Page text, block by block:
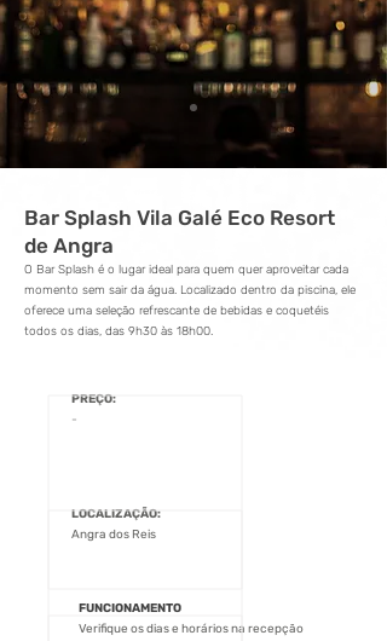
Bar Splash Vila Galé Eco Resort
de Angra
O Bar Splash é o lugar ideal para quem quer aproveitar cada
momento sem sair da água. Localizado dentro da piscina, ele
oferece uma seleção refrescante de bebidas e coquetéis
todos os dias, das 9h30 às 18h00.
PREÇO:
-
LOCALIZAÇÃO:
Angra dos Reis
FUNCIONAMENTO
Verifique os dias e horários na recepção